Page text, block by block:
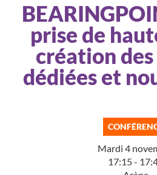
prise de
création
dédiées et
Mardi 4
17:15 -